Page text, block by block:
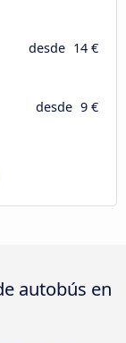
desde 14 €
desde 9 €
autobús en